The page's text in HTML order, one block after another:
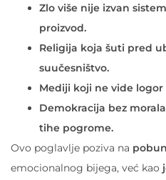
Zlo više nije izvan
proizvod.
Religija koja šuti pred
suučesništvo.
Mediji koji ne vide
Demokracija bez
tihe pogrome.
Ovo poglavlje poziva na
emocionalnog bijega, već kao